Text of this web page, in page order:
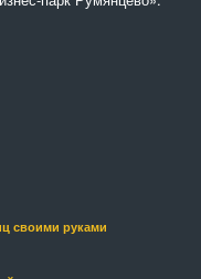
своими руками